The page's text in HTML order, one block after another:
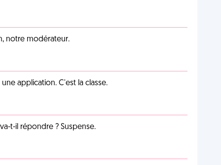
notre modérateur.
application. C'est la classe.
t-il répondre ? Suspense.